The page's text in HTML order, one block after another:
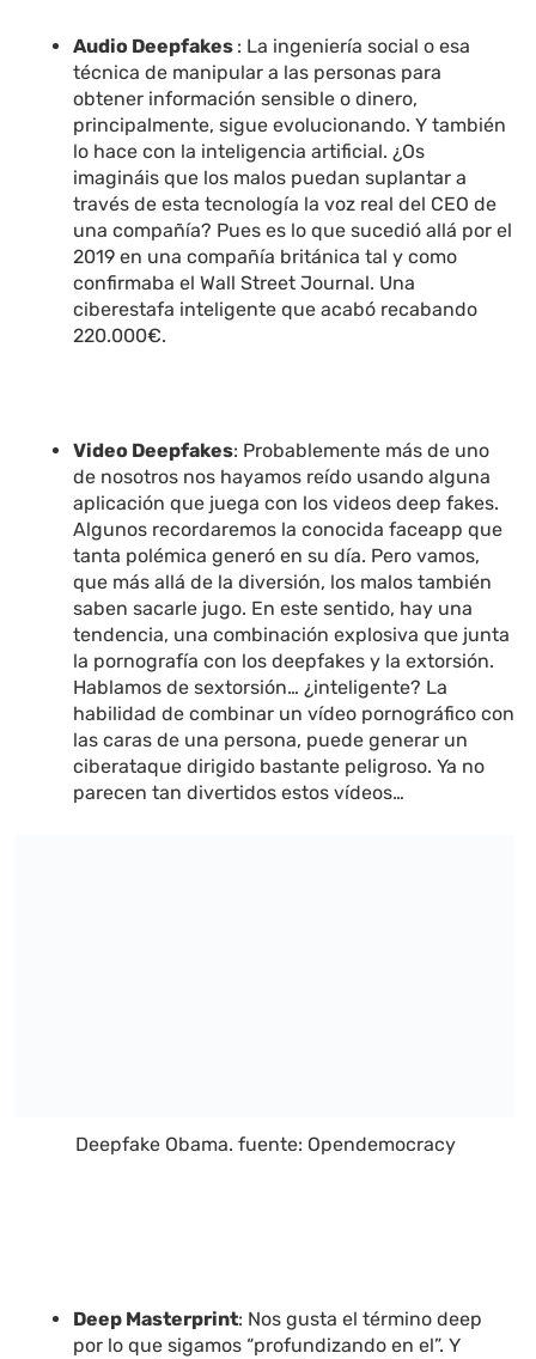
Audio Deepfakes : La ingeniería social o esa
técnica de manipular a las personas para
obtener información sensible o dinero,
principalmente, sigue evolucionando. Y también
lo hace con la inteligencia artificial. ¿Os
imagináis que los malos puedan suplantar a
través de esta tecnología la voz real del CEO de
una compañía? Pues es lo que sucedió allá por el
2019 en una compañía británica tal y como
confirmaba el Wall Street Journal. Una
ciberestafa inteligente que acabó recabando
220.000€.
Video Deepfakes: Probablemente más de uno
de nosotros nos hayamos reído usando alguna
aplicación que juega con los videos deep fakes.
Algunos recordaremos la conocida faceapp que
tanta polémica generó en su día. Pero vamos,
que más allá de la diversión, los malos también
saben sacarle jugo. En este sentido, hay una
tendencia, una combinación explosiva que junta
la pornografía con los deepfakes y la extorsión.
Hablamos de sextorsión… ¿inteligente? La
habilidad de combinar un vídeo pornográfico con
las caras de una persona, puede generar un
ciberataque dirigido bastante peligroso. Ya no
parecen tan divertidos estos vídeos…
Deepfake Obama. fuente: Opendemocracy
Deep Masterprint: Nos gusta el término deep
por lo que sigamos “profundizando en el”. Y